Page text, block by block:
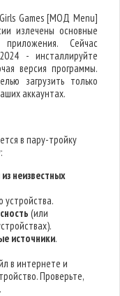
Games [МОД Menu]
излечены основные
Сейчас
- инсталлируйте
версия программы.
загрузить только
аккаунтах.
в пару-тройку
неизвестных
устройства.
(или
источники.
в интернете и
Проверьте,